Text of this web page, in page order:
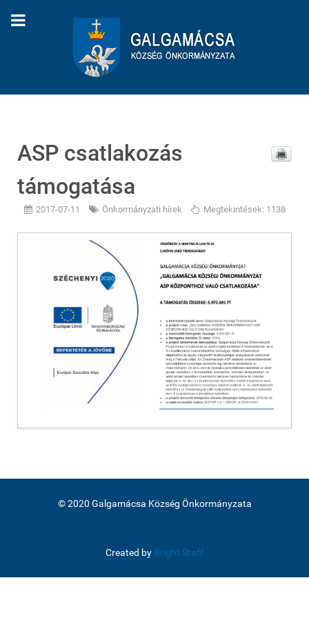
ASP csatlakozás
támogatása
2017-07-11 Önkormányzati hírek Megtekintések: 1138
© 2020 Galgamácsa Község Önkormányzata
Created by Bright Staff